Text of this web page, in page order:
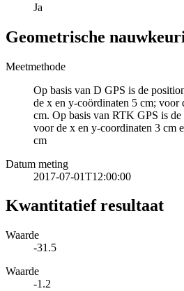
Ja
Geometrische
Meetmethode
Op basis van D GPS is de
de x en y-coördinaten 5 cm; voor
cm. Op basis van RTK GPS is
voor de x en y-coordinaten 3 cm
cm
Datum meting
2017-07-01T12:00:00
Kwantitatief resultaat
Waarde
-31.5
Waarde
-1.2